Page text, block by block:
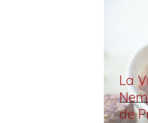
La
de